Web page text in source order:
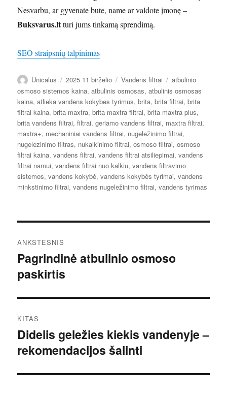
Nesvarbu, ar gyvenate bute, name ar valdote įmonę –
Buksvarus.ltturi jums tinkamą sprendimą.
SEO straipsnių talpinimas
Autorius
Unicalus Paskelbta
2025 11 birželio Kategorijos
Vandens filtrai Žymos
atbulinio
osmoso sistemos kaina,atbulinis osmosas,atbulinis osmosas
kaina,atlieka vandens kokybes tyrimus,brita,brita filtrai,brita
filtrai kaina,brita maxtra,brita maxtra filtrai,brita maxtra plus,
brita vandens filtrai,filtrai,geriamo vandens filtrai, maxtra filtrai,
maxtra+, mechaniniai vandens filtrai, nugeležinimo filtrai,
nugelezinimo filtras, nukalkinimo filtrai,osmoso filtrai,osmoso
filtrai kaina,vandens filtrai,vandens filtrai atsiliepimai,vandens
filtrai namui,vandens filtrai nuo kalkiu,vandens filtravimo
sistemos,vandens kokybė,vandens kokybės tyrimai,vandens
minkstinimo filtrai,vandens nugeležinimo filtrai,vandens tyrimas
tarp
įrašų
ANKSTESNIS
Ankstesnis
įrašas:
Pagrindinė atbulinio osmoso
paskirtis
KITAS
Kitas
įrašas:
Didelis geležies kiekis vandenyje –
rekomendacijos šalinti